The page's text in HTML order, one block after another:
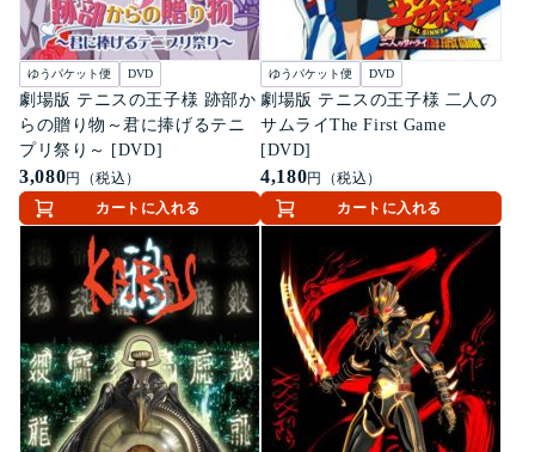
ゆうパケット便 DVD
劇場版 テニスの王子様 跡部か
らの贈り物～君に捧げるテニ
プリ祭り～ [DVD]
3,080円（税込）
カートに入れる
ゆうパケット便 DVD
劇場版 テニスの王子様 二人の
サムライThe First Game
[DVD]
4,180円（税込）
カートに入れる